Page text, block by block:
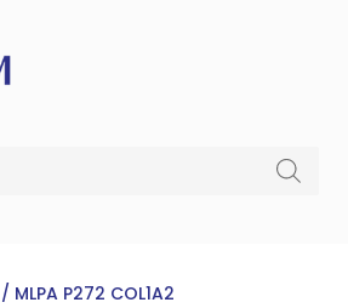
/ MLPA P272 COL1A2